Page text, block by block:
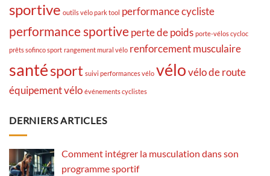
sportive outils vélo park tool performance cycliste
performance sportiveperte de poids porte-vélos cycloc
prêts sofinco sport rangement mural vélo renforcement musculaire
santésport suivi performances vélo vélovélo de route
équipement vélo événements cyclistes
DERNIERS ARTICLES
Comment intégrer la musculation dans son
programme sportif